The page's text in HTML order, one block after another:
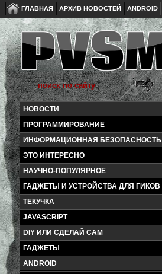
ГЛАВНАЯ АРХИВ НОВОСТЕЙ ANDROID
НОВОСТИ
ПРОГРАММИРОВАНИЕ
ИНФОРМАЦИОННАЯ БЕЗОПАСНОСТЬ
ЭТО ИНТЕРЕСНО
НАУЧНО-ПОПУЛЯРНОЕ
ГАДЖЕТЫ И УСТРОЙСТВА ДЛЯ ГИКОВ
ТЕКУЧКА
JAVASCRIPT
DIY ИЛИ СДЕЛАЙ САМ
ГАДЖЕТЫ
ANDROID